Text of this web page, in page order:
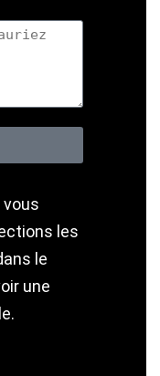
vous
les
le
une